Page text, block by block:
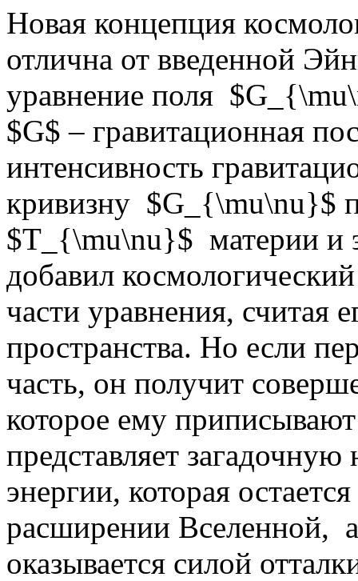
Новая концепция
отлична от введенной
уравнение поля
$G$ – гравитационная
интенсивность
кривизну $G_{\mu\nu}$
$T_{\mu\nu}$ материи и
добавил
части уравнения, считая
пространства. Но если
часть, он получит
которое ему
представляет
энергии, которая
расширении Вселенной, а
оказывается силой